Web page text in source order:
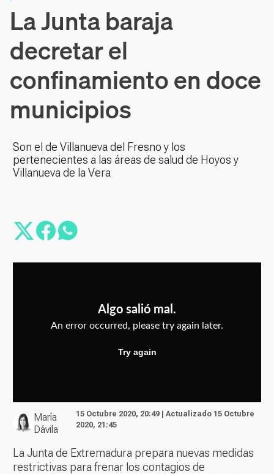
La Junta baraja
decretar el
confinamiento en doce
municipios
Son el de Villanueva del Fresno y los
pertenecientes a las áreas de salud de Hoyos y
Villanueva de la Vera
María
Dávila
15 Octubre 2020, 20:49 | Actualizado 15 Octubre
2020, 21:45
La Junta de Extremadura prepara nuevas medidas
restrictivas para frenar los contagios de